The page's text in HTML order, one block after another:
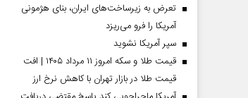
تعرض به زیرساخت‌های ایران، بنای هژمونی
آمریکا را فرو می‌ریزد
سپر آمریکا نشوید
قیمت طلا و سکه امروز ۱۱ مرداد ۱۴۰۵ | افت
قیمت طلا در بازار تهران با کاهش نرخ ارز